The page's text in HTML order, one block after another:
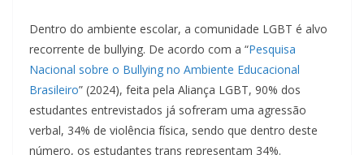
Dentro do ambiente escolar, a comunidade LGBT é alvo
recorrente de bullying. De acordo com a “Pesquisa
Nacional sobre o Bullying no Ambiente Educacional
Brasileiro” (2024), feita pela Aliança LGBT, 90% dos
estudantes entrevistados já sofreram uma agressão
verbal, 34% de violência física, sendo que dentro deste
número, os estudantes trans representam 34%.